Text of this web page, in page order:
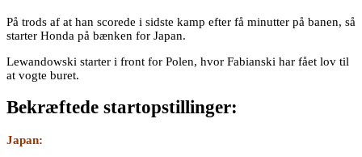
På trods af at han scorede i sidste kamp efter få minutter på banen, så
starter Honda på bænken for Japan.
Lewandowski starter i front for Polen, hvor Fabianski har fået lov til
at vogte buret.
Bekræftede startopstillinger:
Japan: